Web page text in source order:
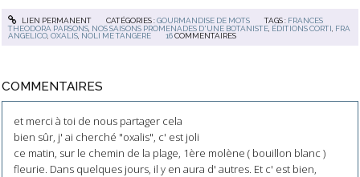
LIEN PERMANENT CATÉGORIES :GOURMANDISE DE MOTS TAGS : FRANCES
THEODORA PARSONS NOS SAISONS PROMENADES D'UNE BOTANISTE ÉDITIONS CORTI FRA
ANGELICO ,OXALIS NOLI ME TANGERE 16 COMMENTAIRES
COMMENTAIRES
et merci à toi de nous partager cela
bien sûr, j' ai cherché "oxalis", c' est joli
ce matin, sur le chemin de la plage, 1ère molène ( bouillon blanc )
fleurie. Dans quelques jours, il y en aura d' autres. Et c' est bien,